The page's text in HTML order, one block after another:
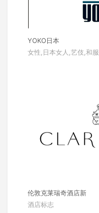
YOKO日本
女性,日本女人,艺伎,和服
伦敦克莱瑞奇酒店新
酒店标志